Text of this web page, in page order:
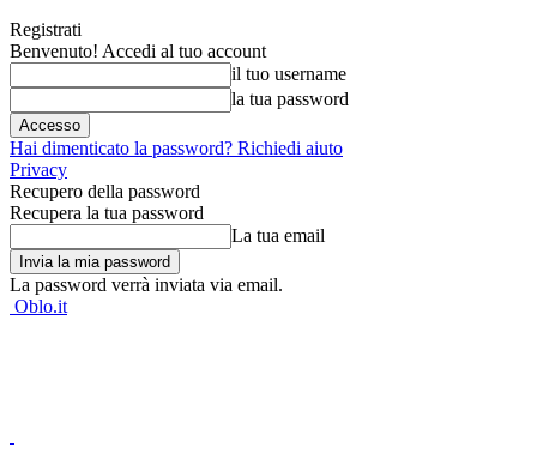
Registrati
Benvenuto! Accedi al tuo account
il tuo username
la tua password
Hai dimenticato la password? Richiedi aiuto
Privacy
Recupero della password
Recupera la tua password
La tua email
La password verrà inviata via email.
Oblo.it